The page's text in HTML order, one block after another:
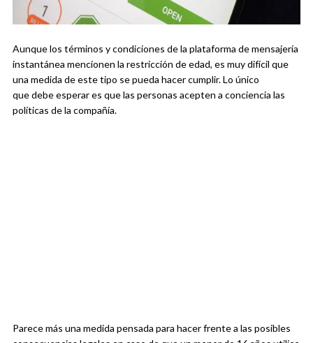
Aunque los términos y condiciones de la plataforma de mensajería
instantánea mencionen la restricción de edad, es muy difícil que
una medida de este tipo se pueda hacer cumplir. Lo único
que debe esperar es que las personas acepten a conciencia las
políticas de la compañía.
Parece más una medida pensada para hacer frente a las posibles